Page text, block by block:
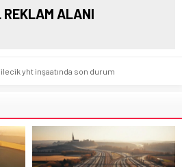
REKLAM ALANI
yht inşaatında son durum